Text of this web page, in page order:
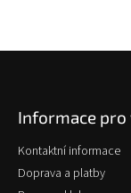
Informace pro
Kontaktní informace
Doprava a platby